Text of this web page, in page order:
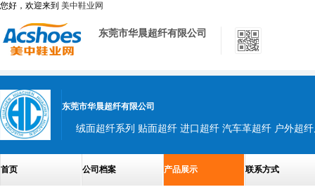
您好，欢迎来到 美中鞋业网
东莞市华晨超纤有限公司
东莞市华晨超纤有限公司
首页 公司档案 产品展示 联系方式